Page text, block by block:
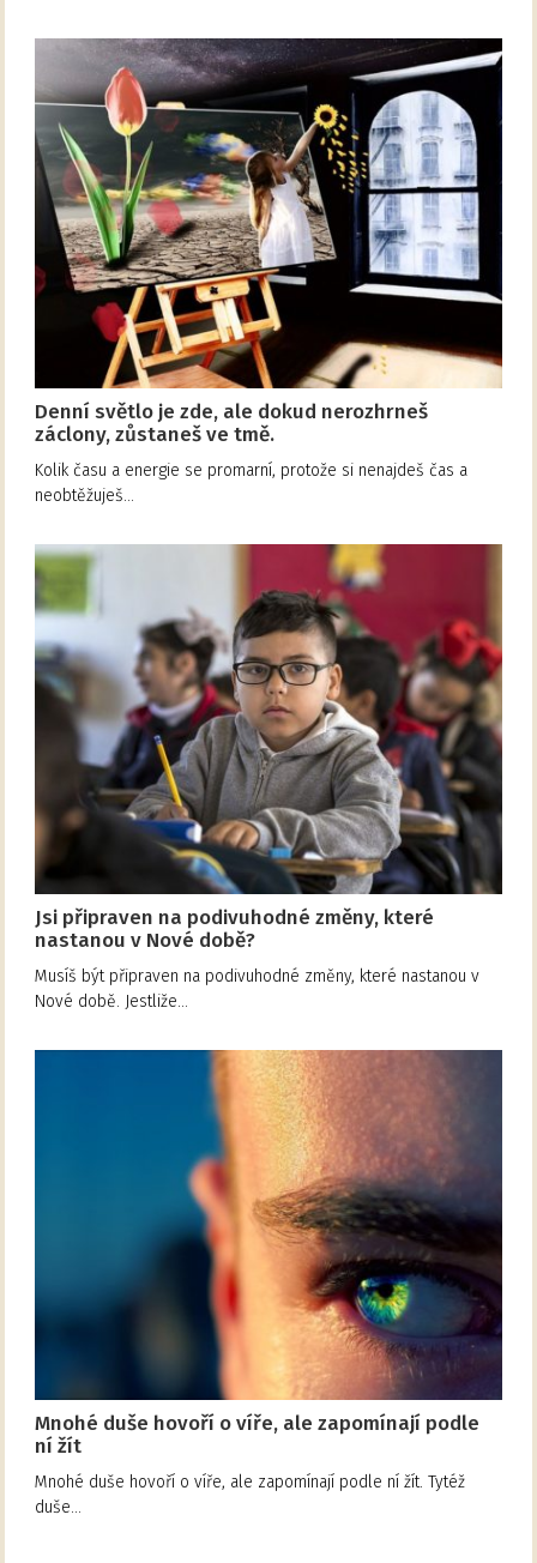
Denní světlo je zde, ale dokud nerozhrneš
záclony, zůstaneš ve tmě.
Kolik času a energie se promarní, protože si nenajdeš čas a
neobtěžuješ…
Jsi připraven na podivuhodné změny, které
nastanou v Nové době?
Musíš být připraven na podivuhodné změny, které nastanou v
Nové době. Jestliže…
Mnohé duše hovoří o víře, ale zapomínají podle
ní žít
Mnohé duše hovoří o víře, ale zapomínají podle ní žít. Tytéž
duše…